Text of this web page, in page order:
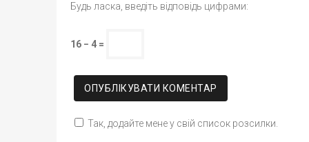
Будь ласка, введіть відповідь цифрами:
16 − 4 =
Так, додайте мене у свій список розсилки.